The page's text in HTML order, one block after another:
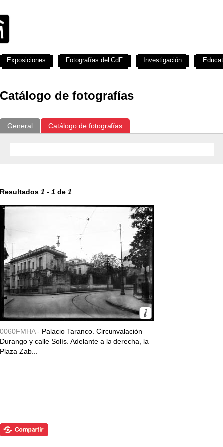
Catálogo de fotografías
General Catálogo de fotografías
Resultados 1 - 1 de 1
0060FMHA - Palacio Taranco. Circunvalación
Durango y calle Solís. Adelante a la derecha, la
Plaza Zab...
Exposiciones Fotografías del CdF Investigación